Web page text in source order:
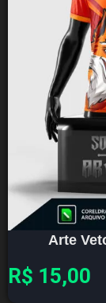
Arte
R$ 15,00